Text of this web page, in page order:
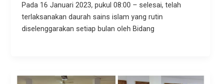
Pada 16 Januari 2023, pukul 08:00 – selesai, telah
terlaksanakan daurah sains islam yang rutin
diselenggarakan setiap bulan oleh Bidang